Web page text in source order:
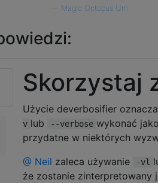
Magic Octopus Urn
Skorzystaj
Użycie deverbosifier
v lub --verbose wykonać
przydatne w niektórych
@ Neil zaleca używanie -vl
że ​​zostanie zinterpretowany